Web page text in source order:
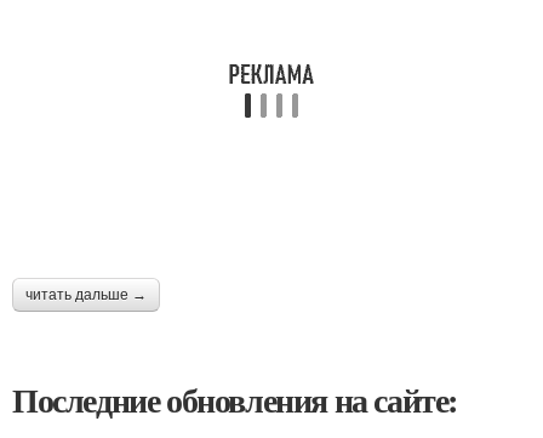
читать дальше →
Последние обновления на сайте: